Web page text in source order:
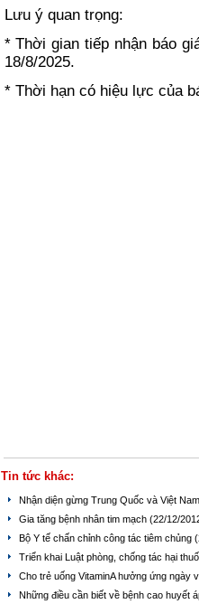
Lưu ý quan trọng:
* Thời gian tiếp nhận báo
18/8/2025.
* Thời hạn có hiệu lực của
Tin tức khác:
Nhận diện gừng Trung Quốc và Việt
Gia tăng bệnh nhân tim mạch (22/12/
Bộ Y tế chấn chỉnh công tác tiêm chủng
Triển khai Luật phòng, chống tác hại
Cho trẻ uống VitaminA hưởng ứng ngày
Những điều cần biết về bệnh cao huyết